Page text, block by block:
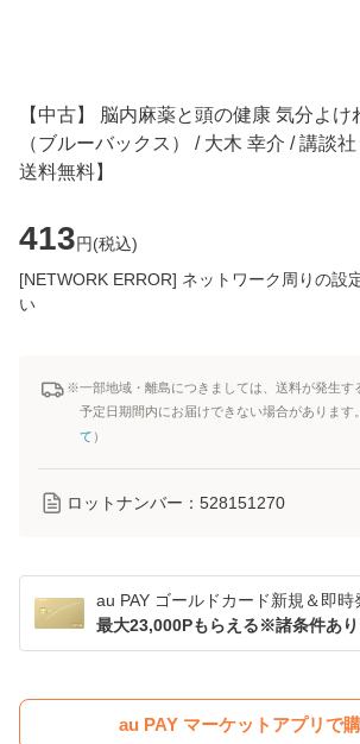
【中古】 脳内麻薬と頭の健康 気分よ
（ブルーバックス） / 大木 幸介 / 講談
送料無料】
413円(税込)
[NETWORK ERROR] ネットワーク周りの設
い
※一部地域・離島につきましては、送料が発生す
予定日期間内にお届けできない場合があります
て ）
ロットナンバー： 528151270
au PAY ゴールドカード新規＆即時
最大23,000Pもらえる※諸条件あり
au PAY マーケットアプリで